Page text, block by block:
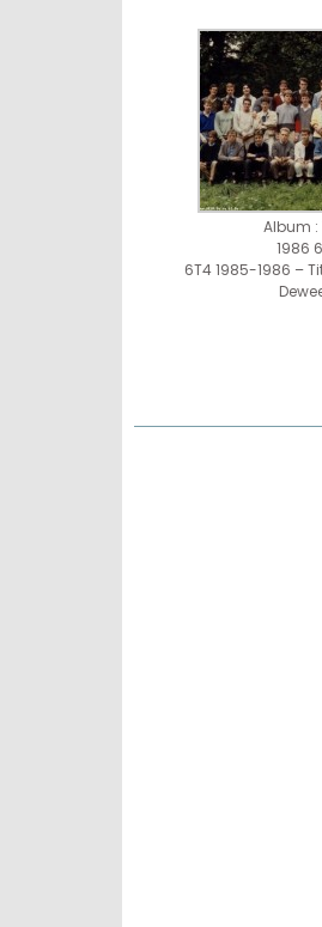
Album :
1986
6T4 1985-1986 –